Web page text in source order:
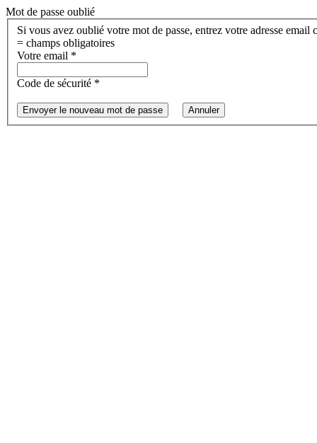
Mot de passe oublié
Si vous avez oublié votre mot de passe, entrez votre adresse
= champs obligatoires
Votre email *
Code de sécurité *